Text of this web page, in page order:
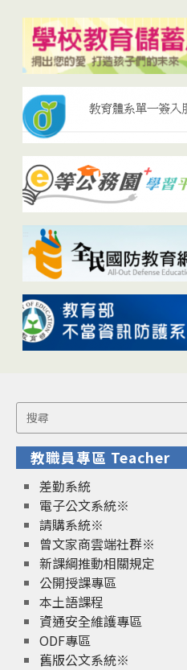
Search
for:
教職員專區 Teacher
差勤系統
電子公文系統※
請購系統※
曾文家商雲端社群※
新課綱推動相關規定
公開授課專區
本土語課程
資通安全維護專區
ODF專區
舊版公文系統※